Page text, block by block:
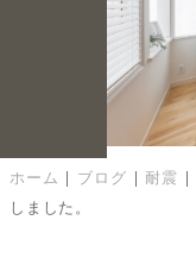
ホーム | ブログ | 耐震 |
しました。